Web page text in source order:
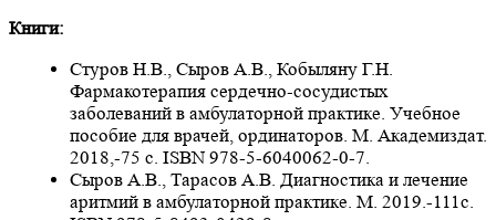
Книги:
Стуров Н.В., Сыров А.В., Кобыляну Г.Н.
Фармакотерапия сердечно-сосудистых
заболеваний в амбулаторной практике. Учебное
пособие для врачей, ординаторов. М. Академиздат.
2018,-75 с. ISBN 978-5-6040062-0-7.
Сыров А.В., Тарасов А.В. Диагностика и лечение
аритмий в амбулаторной практике. М. 2019.-111с.